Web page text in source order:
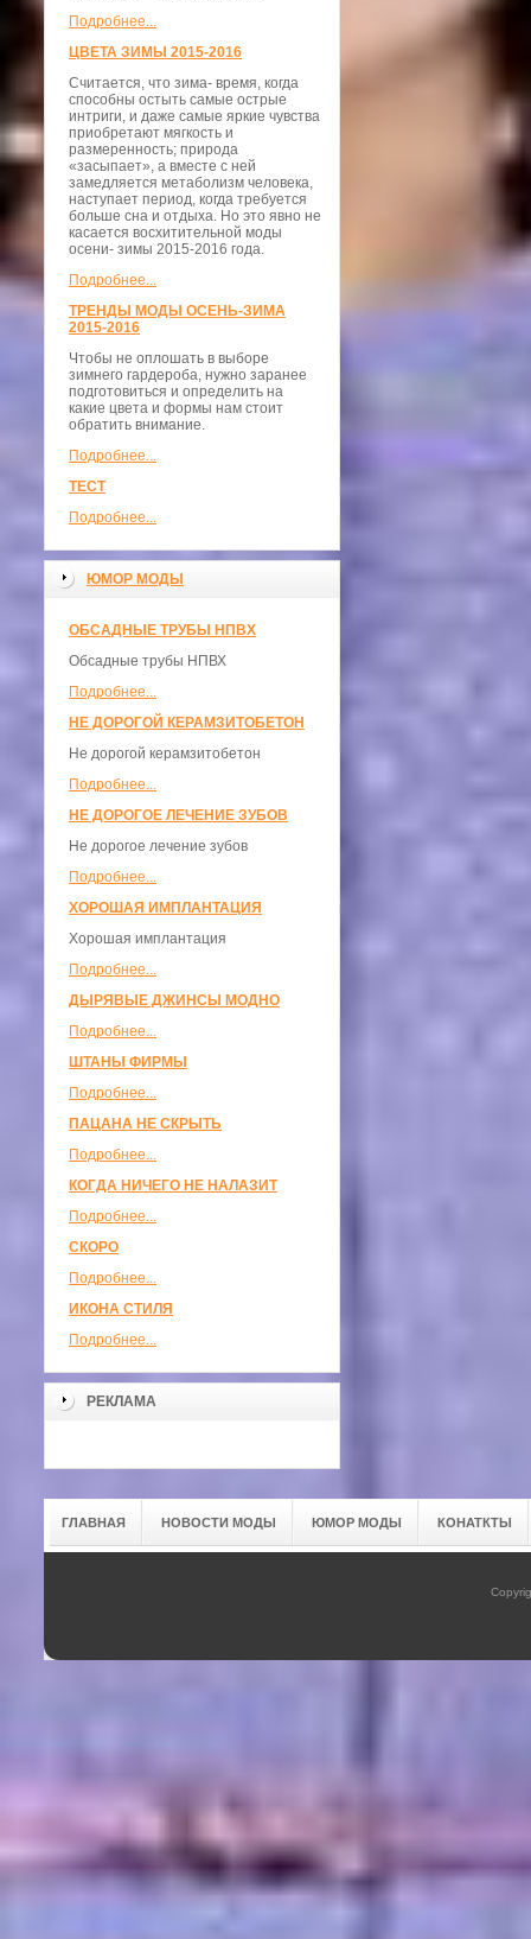
Подробнее...
ЦВЕТА ЗИМЫ 2015-2016
Считается, что зима- время, когда
способны остыть самые острые
интриги, и даже самые яркие чувства
приобретают мягкость и
размеренность; природа
«засыпает», а вместе с ней
замедляется метаболизм человека,
наступает период, когда требуется
больше сна и отдыха. Но это явно не
касается восхитительной моды
осени- зимы 2015-2016 года.
Подробнее...
ТРЕНДЫ МОДЫ ОСЕНЬ-ЗИМА
2015-2016
Чтобы не оплошать в выборе
зимнего гардероба, нужно заранее
подготовиться и определить на
какие цвета и формы нам стоит
обратить внимание.
Подробнее...
ТЕСТ
Подробнее...
ЮМОР МОДЫ
ОБСАДНЫЕ ТРУБЫ НПВХ
Обсадные трубы НПВХ
Подробнее...
НЕ ДОРОГОЙ КЕРАМЗИТОБЕТОН
Не дорогой керамзитобетон
Подробнее...
НЕ ДОРОГОЕ ЛЕЧЕНИЕ ЗУБОВ
Не дорогое лечение зубов
Подробнее...
ХОРОШАЯ ИМПЛАНТАЦИЯ
Хорошая имплантация
Подробнее...
ДЫРЯВЫЕ ДЖИНСЫ МОДНО
Подробнее...
ШТАНЫ ФИРМЫ
Подробнее...
ПАЦАНА НЕ СКРЫТЬ
Подробнее...
КОГДА НИЧЕГО НЕ НАЛАЗИТ
Подробнее...
СКОРО
Подробнее...
ИКОНА СТИЛЯ
Подробнее...
РЕКЛАМА
ГЛАВНАЯ НОВОСТИ МОДЫ ЮМОР МОДЫ КОНАТКТЫ